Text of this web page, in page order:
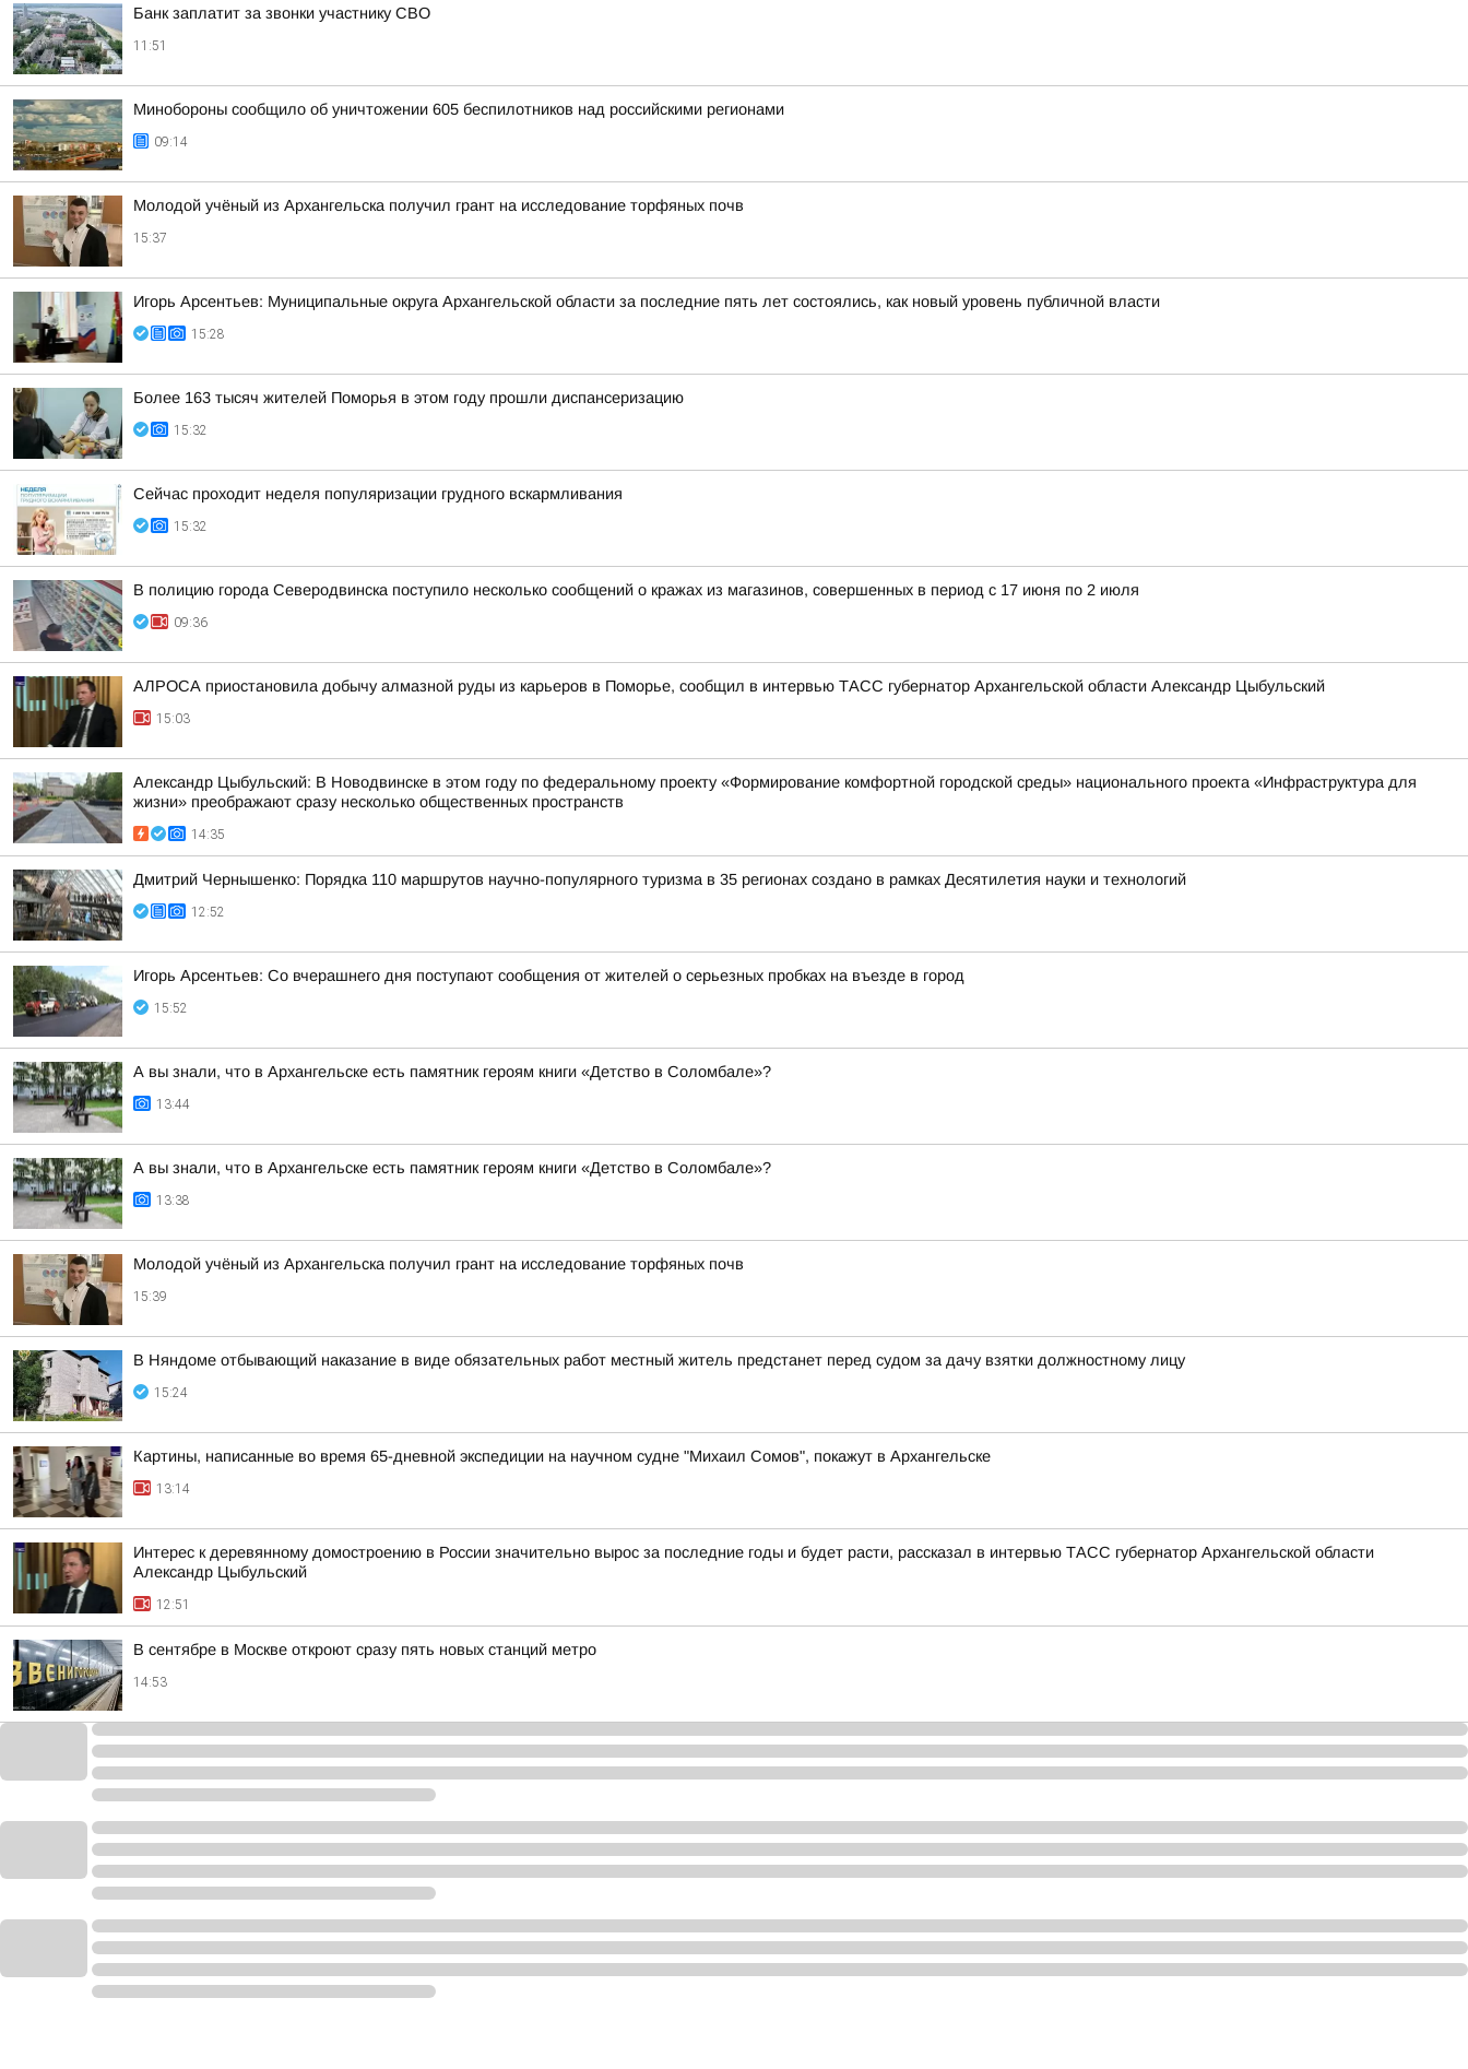
Банк заплатит за звонки участнику СВО
11:51
Минобороны сообщило об уничтожении 605 беспилотников над российскими регионами
09:14
Молодой учёный из Архангельска получил грант на исследование торфяных почв
15:37
Игорь Арсентьев: Муниципальные округа Архангельской области за последние пять лет состоялись, как новый уровень публичной власти
15:28
Более 163 тысяч жителей Поморья в этом году прошли диспансеризацию
15:32
Сейчас проходит неделя популяризации грудного вскармливания
15:32
В полицию города Северодвинска поступило несколько сообщений о кражах из магазинов, совершенных в период с 17 июня по 2 июля
09:36
АЛРОСА приостановила добычу алмазной руды из карьеров в Поморье, сообщил в интервью ТАСС губернатор Архангельской области Александр Цыбульский
15:03
Александр Цыбульский: В Новодвинске в этом году по федеральному проекту «Формирование комфортной городской среды» национального проекта «Инфраструктура для
жизни» преображают сразу несколько общественных пространств
14:35
Дмитрий Чернышенко: Порядка 110 маршрутов научно-популярного туризма в 35 регионах создано в рамках Десятилетия науки и технологий
12:52
Игорь Арсентьев: Со вчерашнего дня поступают сообщения от жителей о серьезных пробках на въезде в город
15:52
А вы знали, что в Архангельске есть памятник героям книги «Детство в Соломбале»?
13:44
А вы знали, что в Архангельске есть памятник героям книги «Детство в Соломбале»?
13:38
Молодой учёный из Архангельска получил грант на исследование торфяных почв
15:39
В Няндоме отбывающий наказание в виде обязательных работ местный житель предстанет перед судом за дачу взятки должностному лицу
15:24
Картины, написанные во время 65-дневной экспедиции на научном судне "Михаил Сомов", покажут в Архангельске
13:14
Интерес к деревянному домостроению в России значительно вырос за последние годы и будет расти, рассказал в интервью ТАСС губернатор Архангельской области
Александр Цыбульский
12:51
В сентябре в Москве откроют сразу пять новых станций метро
14:53